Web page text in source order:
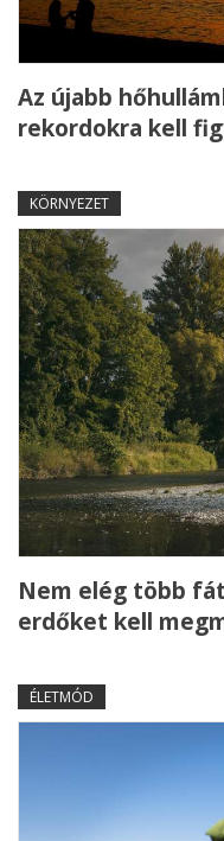
Az újabb
rekordokra kell
KÖRNYEZET
Nem elég több
erdőket kell
ÉLETMÓD